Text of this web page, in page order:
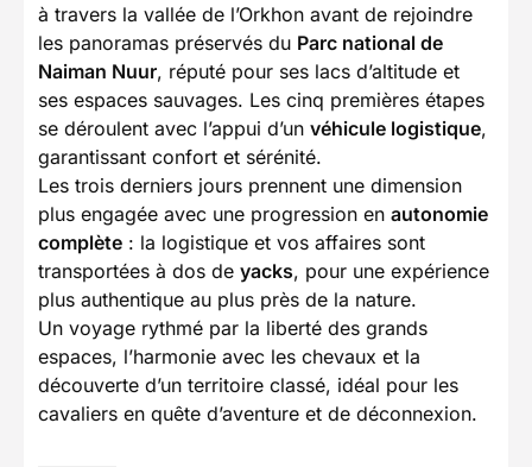
à travers la vallée de l’Orkhon avant de rejoindre
les panoramas préservés du Parc national de
Naiman Nuur, réputé pour ses lacs d’altitude et
ses espaces sauvages. Les cinq premières étapes
se déroulent avec l’appui d’un véhicule logistique,
garantissant confort et sérénité.
Les trois derniers jours prennent une dimension
plus engagée avec une progression en autonomie
complète : la logistique et vos affaires sont
transportées à dos de yacks, pour une expérience
plus authentique au plus près de la nature.
Un voyage rythmé par la liberté des grands
espaces, l’harmonie avec les chevaux et la
découverte d’un territoire classé, idéal pour les
cavaliers en quête d’aventure et de déconnexion.